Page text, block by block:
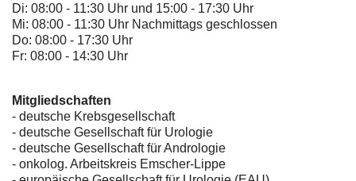
Di: 08:00 - 11:30 Uhr und 15:00 - 17:30 Uhr
Mi: 08:00 - 11:30 Uhr Nachmittags geschlossen
Do: 08:00 - 17:30 Uhr
Fr: 08:00 - 14:30 Uhr
Mitgliedschaften
- deutsche Krebsgesellschaft
- deutsche Gesellschaft für Urologie
- deutsche Gesellschaft für Andrologie
- onkolog. Arbeitskreis Emscher-Lippe